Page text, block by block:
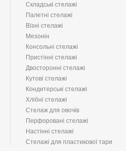
Складські стелажі
Палетні стелажі
Вїзні стелажі
Мезонін
Консольні стелажі
Пристінні стелажі
Двосторонні стелажі
Кутові стелажі
Кондитерські стелажі
Хлібні стелажі
Стелаж для овочів
Перфоровані стелажі
Настінні стелажі
Стелажі для пластикової тари